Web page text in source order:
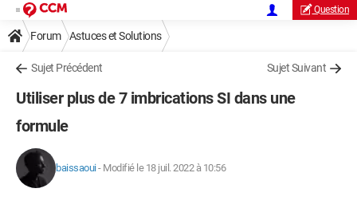
Question
Forum Astuces et Solutions
Sujet Précédent Sujet Suivant
Utiliser plus de 7 imbrications SI dans une
formule
baissaoui- Modifié le 18 juil. 2022 à 10:56